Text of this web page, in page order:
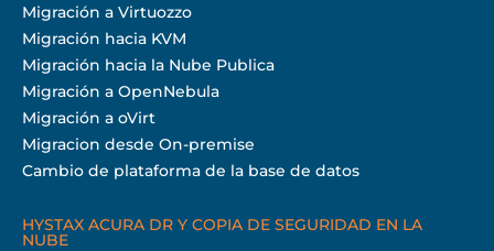
Migración a Virtuozzo
Migración hacia KVM
Migración hacia la Nube Publica
Migración a OpenNebula
Migración a oVirt
Migracion desde On-premise
Cambio de plataforma de la base de datos
HYSTAX ACURA DR Y COPIA DE SEGURIDAD EN LA
NUBE